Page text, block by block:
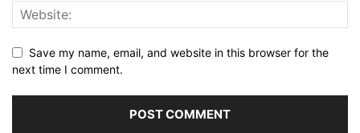
Save my name, email, and website in this browser for the
next time I comment.